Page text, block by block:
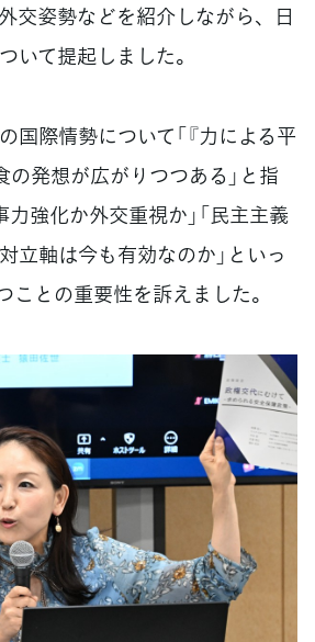
交姿勢などを紹介しながら、日
いて提起しました。
際情勢について「『力による平
の発想が広がりつつある」と指
力強化か外交重視か」「民主主義
立軸は今も有効なのか」といっ
ことの重要性を訴えました。